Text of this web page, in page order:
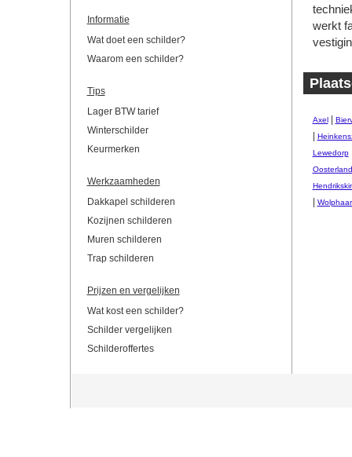
Informatie
Wat doet een schilder?
Waarom een schilder?
Tips
Lager BTW tarief
Winterschilder
Keurmerken
Werkzaamheden
Dakkapel schilderen
Kozijnen schilderen
Muren schilderen
Trap schilderen
Prijzen en vergelijken
Wat kost een schilder?
Schilder vergelijken
Schilderoffertes
werkt
Axel|
Lewedorp
Oosterland